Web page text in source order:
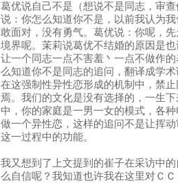
葛优说自己不是（想说不是同志，审
说：你怎么知道你不是，以前我认为
敢面对，没有勇气。葛优说：你呢，
境界呢。茉莉说葛优不结婚的原因是
让一个同志一点不害羞丶一点不做作
么知道你不是同志的追问，翻译成学
在这强制性异性恋形成的机制中，禁
焉。我们的文化是没有选择的，一生
中，你的家庭是一男一女的模式，各
做一个异性恋，这样的追问不是让挥
这一过程中的功能。
我又想到了上文提到的崔子在采访中
么自信呢？我知道也许我在这里对Ｃ